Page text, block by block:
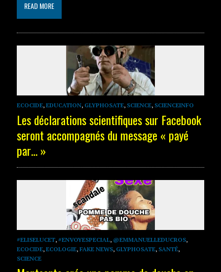
READ MORE
ECOCIDE, EDUCATION, GLYPHOSATE, SCIENCE, SCIENCEINFO
Les déclarations scientifiques sur Facebook
seront accompagnés du message « payé
par… »
#ELISELUCET, #ENVOYESPECIAL, @EMMANUELLEDUCROS,
ECOCIDE, ECOLOGIE, FAKE NEWS, GLYPHOSATE, SANTÉ,
SCIENCE